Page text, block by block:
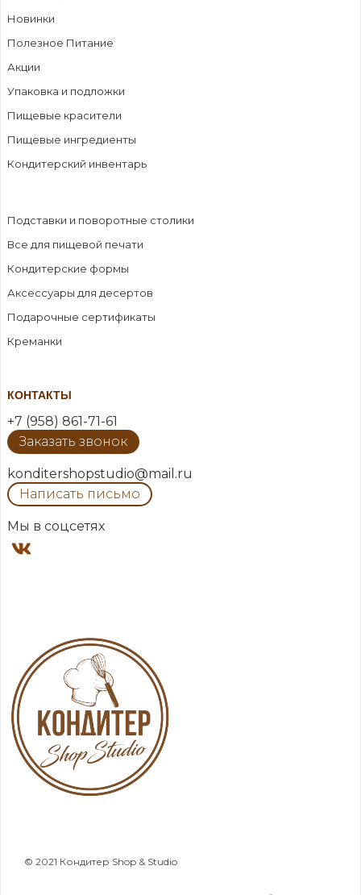
Новинки
Полезное Питание
Акции
Упаковка и подложки
Пищевые красители
Пищевые ингредиенты
Кондитерский инвентарь
Подставки и поворотные столики
Все для пищевой печати
Кондитерские формы
Аксессуары для десертов
Подарочные сертификаты
Креманки
КОНТАКТЫ
+7 (958) 861-71-61
Заказать звонок
konditershopstudio@mail.ru
Написать письмо
Мы в соцсетях
© 2021 Кондитер Shop & Studio